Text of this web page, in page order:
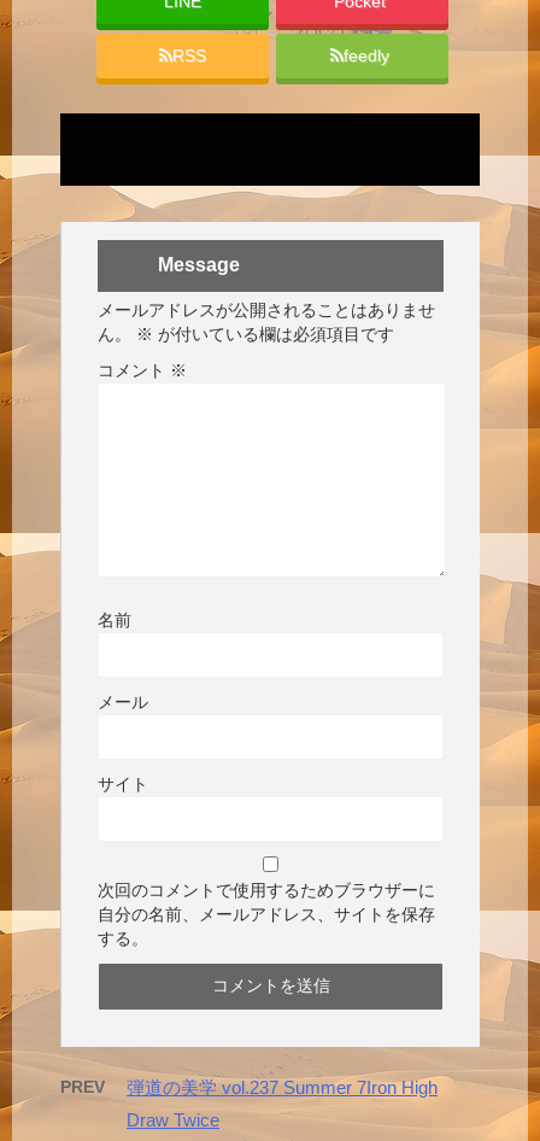
RSS feedly
Message
メールアドレスが公開されることはありませ
ん。
※ が付いている欄は必須項目です
コメント ※
名前
メール
サイト
次回のコメントで使用するためブラウザーに
自分の名前、メールアドレス、サイトを保存
する。
PREV
弾道の美学 vol.237 Summer 7Iron High
Draw Twice